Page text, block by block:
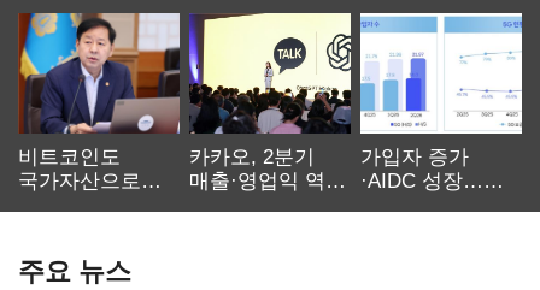
비트코인도
국가자산으로…'
카카오, 2분기
매출·영업익 역대
가입자 증가
·AIDC 성장…
주요 뉴스